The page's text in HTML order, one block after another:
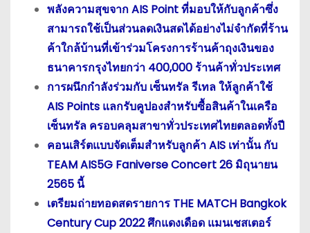
พลังความสุขจาก AIS Point ที่มอบให้กับลูกค้าซึ่ง
สามารถใช้เป็นส่วนลดเงินสดได้อย่างไม่จำกัดที่ร้าน
ค้าใกล้บ้านที่เข้าร่วมโครงการร้านค้าถุงเงินของ
ธนาคารกรุงไทยกว่า 400,000 ร้านค้าทั่วประเทศ
การผนึกกำลังร่วมกับ เซ็นทรัล รีเทล ให้ลูกค้าใช้
AIS Points แลกรับคูปองสำหรับซื้อสินค้าในเครือ
เซ็นทรัล ครอบคลุมสาขาทั่วประเทศไทยตลอดทั้งปี
คอนเสิร์ตแบบจัดเต็มสำหรับลูกค้า AIS เท่านั้น กับ
TEAM AIS5G Faniverse Concert 26 มิถุนายน
2565 นี้
เตรียมถ่ายทอดสดรายการ THE MATCH Bangkok
Century Cup 2022 ศึกแดงเดือด แมนเชสเตอร์